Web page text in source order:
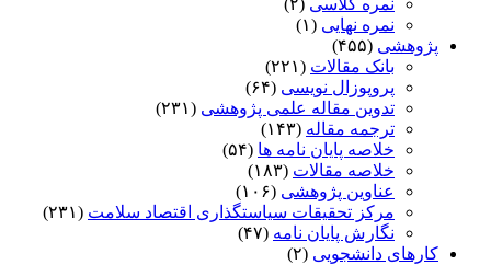
نمره کلاسی (۲)
نمره نهایی (۱)
پژوهشی (۴۵۵)
بانک مقالات (۲۲۱)
پروپوزال نویسی (۶۴)
تدوین مقاله علمی پژوهشی (۲۳۱)
ترجمه مقاله (۱۴۳)
خلاصه پایان نامه ها (۵۴)
خلاصه مقالات (۱۸۳)
عناوین پژوهشی (۱۰۶)
مرکز تحقیقات سیاستگذاری اقتصاد سلامت (۲۳۱)
نگارش پایان نامه (۴۷)
کارهای دانشجویی (۲)